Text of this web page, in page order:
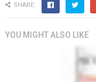
SHARE:
YOU MIGHT ALSO LIKE